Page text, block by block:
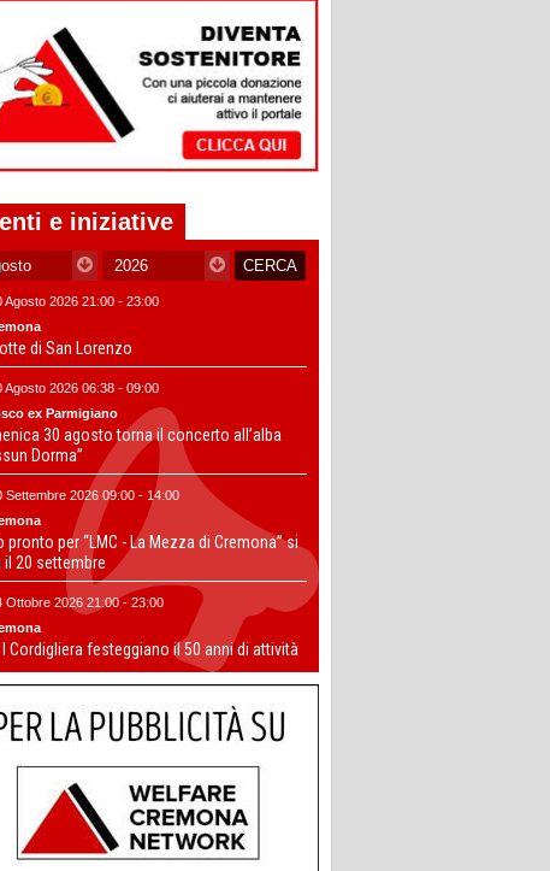
e iniziative
Agosto 2026 21:00 - 23:00
di San Lorenzo
Agosto 2026 06:38 - 09:00
ex Parmigiano
30 agosto torna il concerto all’alba
Dorma”
Settembre 2026 09:00 - 14:00
pronto per “LMC - La Mezza di Cremona” si
il 20 settembre
Ottobre 2026 21:00 - 23:00
I Cordigliera festeggiano il 50 anni di attività